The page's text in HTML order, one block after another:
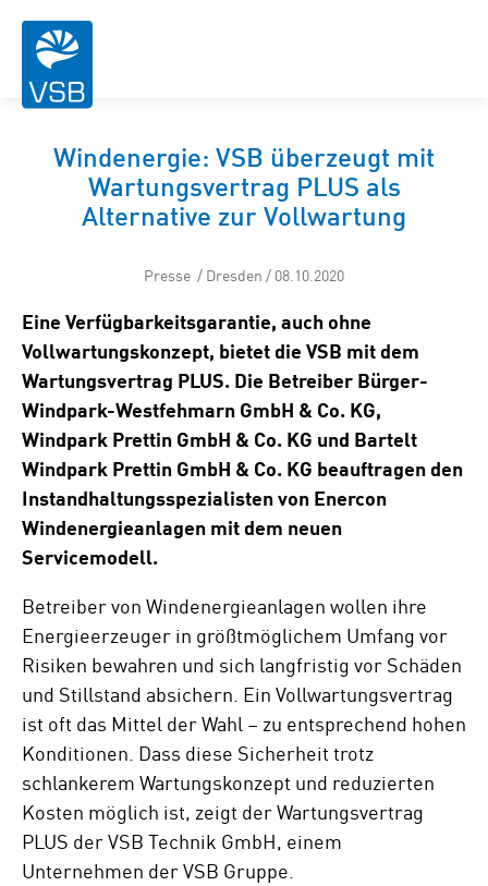
Windenergie: VSB überzeugt mit
Wartungsvertrag PLUS als
Alternative zur Vollwartung
Presse / Dresden / 08.10.2020
Eine Verfügbarkeitsgarantie, auch ohne
Vollwartungskonzept, bietet die VSB mit dem
Wartungsvertrag PLUS. Die Betreiber Bürger-
Windpark-Westfehmarn GmbH & Co. KG,
Windpark Prettin GmbH & Co. KG und Bartelt
Windpark Prettin GmbH & Co. KG beauftragen den
Instandhaltungsspezialisten von Enercon
Windenergieanlagen mit dem neuen
Servicemodell.
Betreiber von Windenergieanlagen wollen ihre
Energieerzeuger in größtmöglichem Umfang vor
Risiken bewahren und sich langfristig vor Schäden
und Stillstand absichern. Ein Vollwartungsvertrag
ist oft das Mittel der Wahl – zu entsprechend hohen
Konditionen. Dass diese Sicherheit trotz
schlankerem Wartungskonzept und reduzierten
Kosten möglich ist, zeigt der Wartungsvertrag
PLUS der VSB Technik GmbH, einem
Unternehmen der VSB Gruppe.